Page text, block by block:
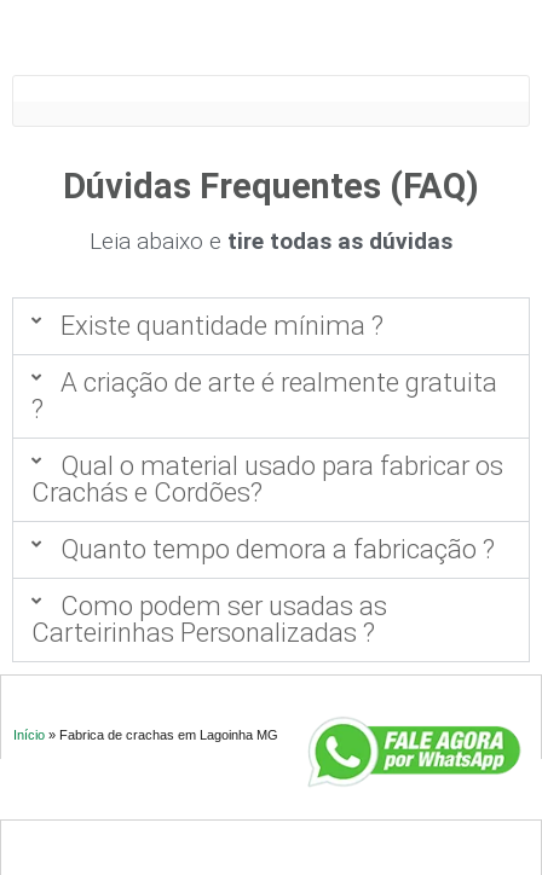
Dúvidas Frequentes (FAQ)
Leia abaixo e tire todas as dúvidas
Existe quantidade mínima ?
A criação de arte é realmente gratuita
?
Qual o material usado para fabricar os
Crachás e Cordões?
Quanto tempo demora a fabricação ?
Como podem ser usadas as
Carteirinhas Personalizadas ?
Início » Fabrica de crachas em Lagoinha MG